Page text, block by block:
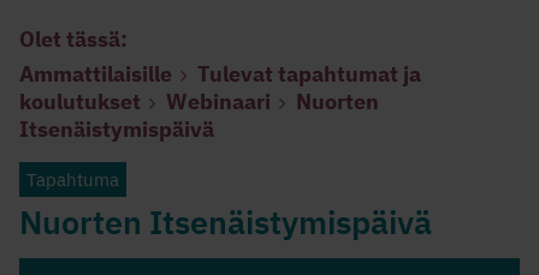
Olet tässä:
Ammattilaisille
Tulevat tapahtumat ja
koulutukset
Webinaari
Nuorten
Itsenäistymispäivä
Tapahtuma
Nuorten Itsenäistymispäivä